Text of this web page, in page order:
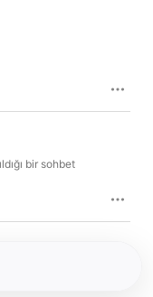
bir sohbet